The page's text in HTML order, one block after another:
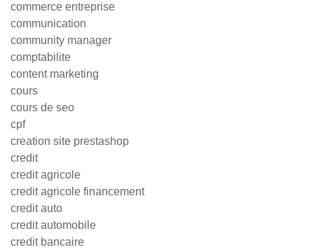
commerce entreprise
communication
community manager
comptabilite
content marketing
cours
cours de seo
cpf
creation site prestashop
credit
credit agricole
credit agricole financement
credit auto
credit automobile
credit bancaire